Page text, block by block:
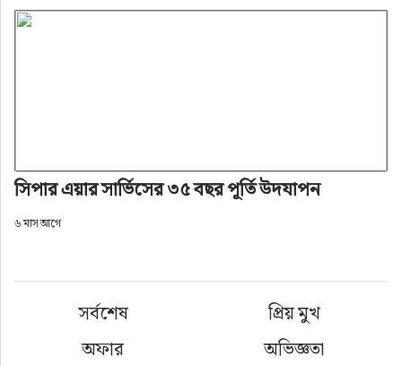
সিপার এয়ার সার্ভিসের ৩৫ বছর পূর্তি উদযাপন
৬ মাস আগে
সর্বশেষ
প্রিয় মুখ
অফার
অভিজ্ঞতা